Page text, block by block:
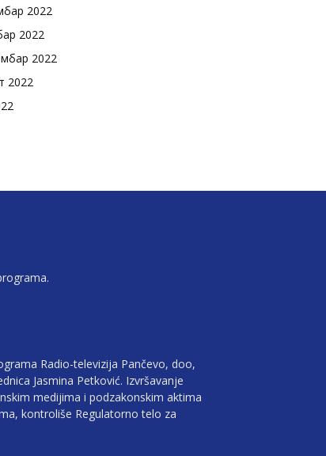
2022
2022
2022
2022
Radio-televizija Pančevo, doo,
Jasmina Petković. Izvršavanje
medijima i podzakonskim aktima
kontroliše Regulatorno telo za